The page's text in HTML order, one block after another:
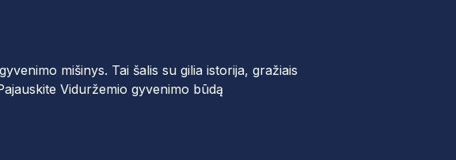
mišinys. Tai šalis su gilia istorija, gražiais
Viduržemio gyvenimo būdą